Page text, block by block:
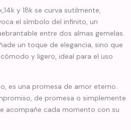
y 18k se curva sutilmente,
el símbolo del infinito, un
entre dos almas gemelas.
un toque de elegancia, sino que
y ligero, ideal para el uso
es una promesa de amor eterno.
de promesa o simplemente
acompañe cada momento con su